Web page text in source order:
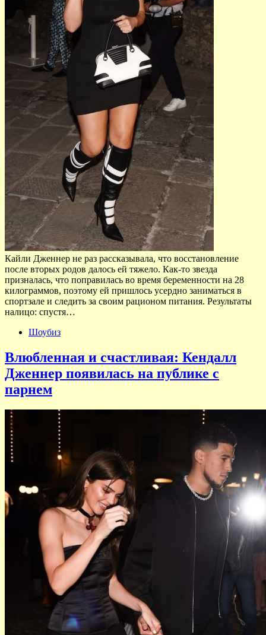
Кайли Дженнер не раз рассказывала, что восстановление
после вторых родов далось ей тяжело. Как-то звезда
призналась, что поправилась во время беременности на 28
килограммов, поэтому ей пришлось усердно заниматься в
спортзале и следить за своим рационом питания. Результаты
налицо: спустя…
Шоубиз
Влюбленная и счастливая: Кендалл
Дженнер появилась на публике с
парнем